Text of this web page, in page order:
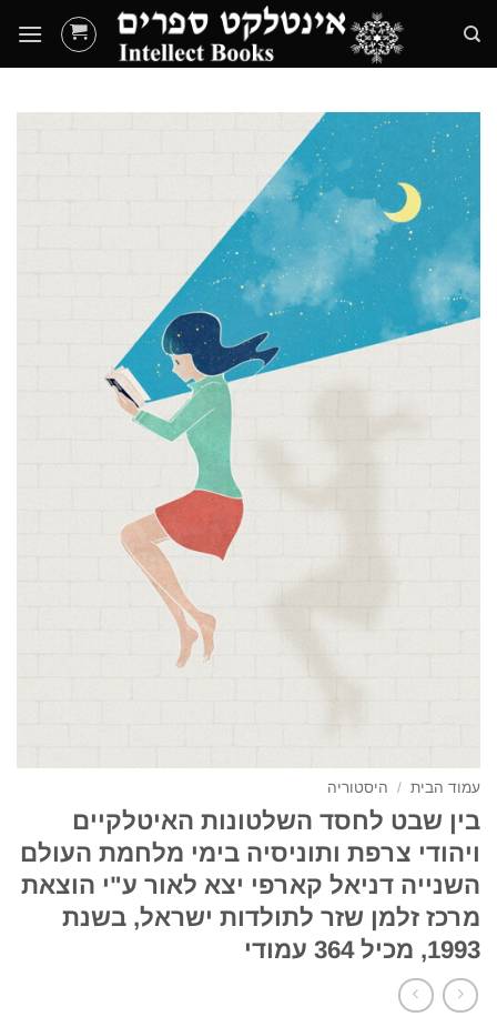
content
עמוד הבית / היסטוריה
בין שבט לחסד השלטונות האיטלקיים
ויהודי צרפת ותוניסיה בימי מלחמת העולם
השנייה דניאל קארפי יצא לאור ע"י הוצאת
מרכז זלמן שזר לתולדות ישראל, בשנת
1993, מכיל 364 עמודי